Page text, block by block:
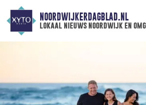
NOORDWIJKERDAGBLAD.NL
lokaal nieuws noordwijk en